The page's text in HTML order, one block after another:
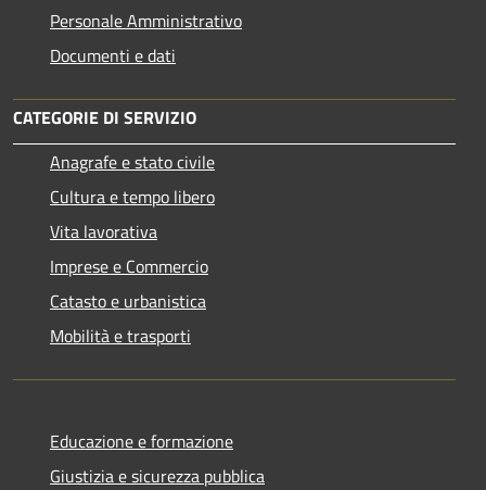
Personale Amministrativo
Documenti e dati
CATEGORIE DI SERVIZIO
Anagrafe e stato civile
Cultura e tempo libero
Vita lavorativa
Imprese e Commercio
Catasto e urbanistica
Mobilità e trasporti
Educazione e formazione
Giustizia e sicurezza pubblica